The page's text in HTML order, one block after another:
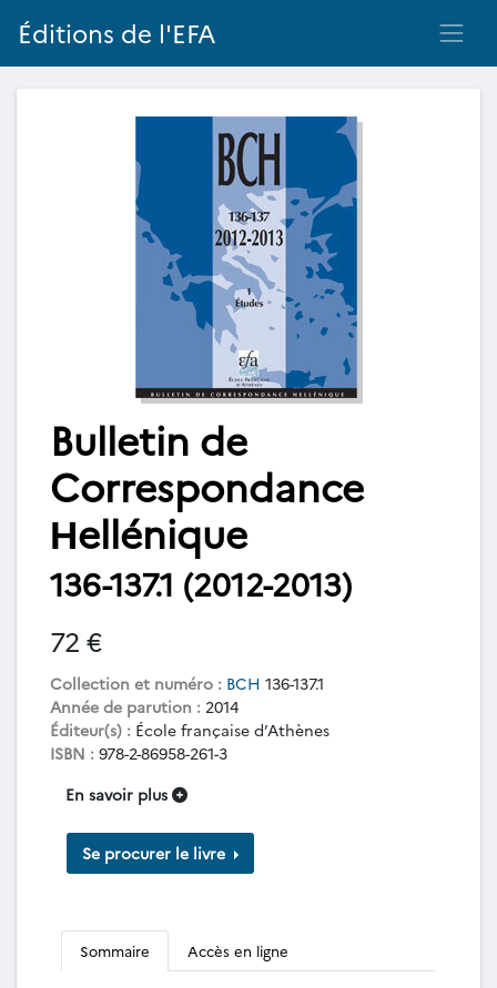
Éditions de l'EFA
Bulletin de
Correspondance
Ηellénique
136-137.1 (2012-2013)
72 €
Collection et numéro : BCH 136-137.1
Année de parution : 2014
Éditeur(s) : École française d’Athènes
ISBN : 978-2-86958-261-3
En savoir plus
Se procurer le livre
Sommaire Accès en ligne